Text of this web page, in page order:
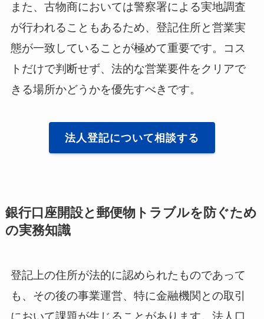
また、古物商においては警察署による実地調査
が行われることもあるため、登記住所と営業実
態が一致していることが極めて重要です。コス
トだけで判断せず、法的な営業要件をクリアで
きる場所かどうかを優先すべきです。
法人登記について相談する
銀行口座開設と郵便物トラブルを防ぐため
の実務知識
登記上の住所が法的に認められたものであって
も、その後の事業運営、特に金融機関との取引
において課題が生じることがあります。法人口